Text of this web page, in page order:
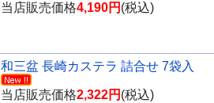
当店販売価格4,190円 (税込)
和三盆 長崎カステラ 詰合せ 7袋入
当店販売価格2,322円 (税込)